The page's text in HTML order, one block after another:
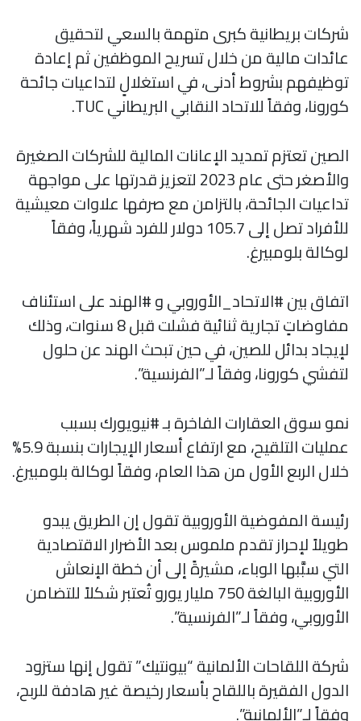
شركات بريطانية كبرى متهمة بالسعي لتحقيق
عائدات مالية من خلال تسريح الموظفين ثم إعادة
توظيفهم بشروط أدنى، في استغلالٍ لتداعيات جائحة
كورونا، وفقاً للاتحاد النقابي البريطاني TUC.
الصين تعتزم تمديد الإعانات المالية للشركات الصغيرة
والأصغر حتى عام 2023 لتعزيز قدرتها على مواجهة
تداعيات الجائحة، بالتزامن مع صرفها علاوات معيشية
للأفراد تصل إلى 105.7 دولار للفرد شهرياً، وفقاً
لوكالة بلومبيرغ.
اتفاق بين #الاتحاد_الأوروبي و #الهند على استئناف
مفاوضاتٍ تجارية ثنائية فشلت قبل 8 سنوات، وذلك
لإيجاد بدائل للصين، في حين تبحث الهند عن حلول
لتفشي كورونا، وفقاً لـ”الفرنسية”.
نمو سوق العقارات الفاخرة بـ #نيويورك بسبب
عمليات التلقيح، مع ارتفاع أسعار الإيجارات بنسبة 5.9%
خلال الربع الأول من هذا العام، وفقاً لوكالة بلومبيرغ.
رئيسة المفوضية الأوروبية تقول إن الطريق يبدو
طويلاً لإحراز تقدم ملموس بعد الأضرار الاقتصادية
التي سبَّبها الوباء، مشيرةً إلى أن خطة الإنعاش
الأوروبية البالغة 750 مليار يورو تُعتبر شكلاً للتضامن
الأوروبي، وفقاً لـ”الفرنسية”.
شركة اللقاحات الألمانية “بيونتيك” تقول إنها ستزود
الدول الفقيرة باللقاح بأسعار رخيصة غير هادفة للربح،
وفقاً لـ”الألمانية”.